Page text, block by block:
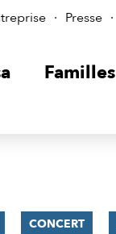
Presse
Familles
CONCERT